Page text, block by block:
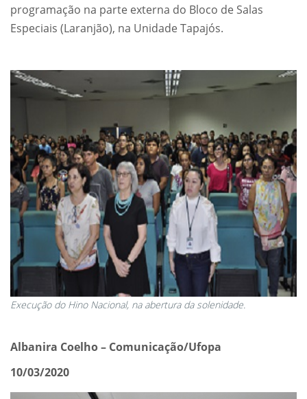
programação na parte externa do Bloco de Salas
Especiais (Laranjão), na Unidade Tapajós.
Execução do Hino Nacional, na abertura da solenidade.
Albanira Coelho – Comunicação/Ufopa
10/03/2020